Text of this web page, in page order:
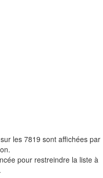
les 7819 sont affichées par
pour restreindre la liste à